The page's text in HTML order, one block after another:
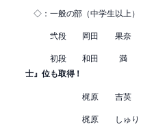
◇：一般の部（中学生以上）
弐段 岡田 果奈 （ 津
初段 和田 満 （ 美
士』位も取得！
梶原 吉英 （ 美作
梶原 しゅ